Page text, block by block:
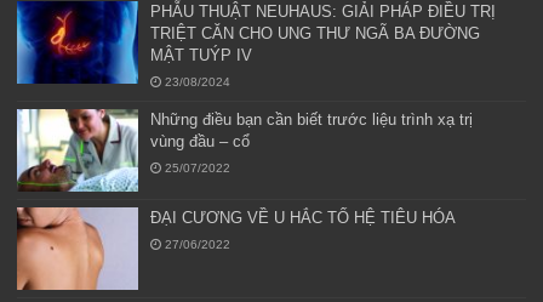
PHẪU THUẬT NEUHAUS: GIẢI PHÁP ĐIỀU TRỊ
TRIỆT CĂN CHO UNG THƯ NGÃ BA ĐƯỜNG
MẬT TUÝP IV
23/08/2024
Những điều bạn cần biết trước liệu trình xạ trị
vùng đầu – cổ
25/07/2022
ĐẠI CƯƠNG VỀ U HẮC TỐ HỆ TIÊU HÓA
27/06/2022